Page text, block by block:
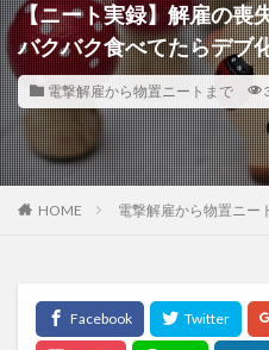
【ニート実録】解雇の喪
バクバク食べてたらデブ
電撃解雇から物置ニートまで
HOME 電撃解雇から物置ニー